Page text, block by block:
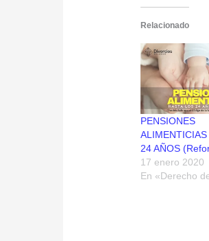
Relacionado
PENSIONES
24 AÑOS
17 enero 2020
En «Derecho